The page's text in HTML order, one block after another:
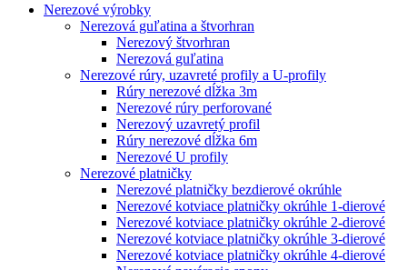
Nerezové výrobky
Nerezová guľatina a štvorhran
Nerezový štvorhran
Nerezová guľatina
Nerezové rúry, uzavreté profily a U-profily
Rúry nerezové dĺžka 3m
Nerezové rúry perforované
Nerezový uzavretý profil
Rúry nerezové dĺžka 6m
Nerezové U profily
Nerezové platničky
Nerezové platničky bezdierové okrúhle
Nerezové kotviace platničky okrúhle 1-dierové
Nerezové kotviace platničky okrúhle 2-dierové
Nerezové kotviace platničky okrúhle 3-dierové
Nerezové kotviace platničky okrúhle 4-dierové